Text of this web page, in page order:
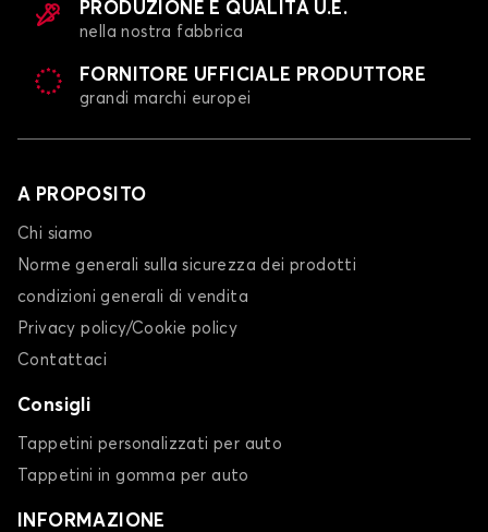
PRODUZIONE E QUALITÀ U.E.
nella nostra fabbrica
FORNITORE UFFICIALE PRODUTTORE
grandi marchi europei
A PROPOSITO
Chi siamo
Norme generali sulla sicurezza dei prodotti
condizioni generali di vendita
Privacy policy/Cookie policy
Contattaci
Consigli
Tappetini personalizzati per auto
Tappetini in gomma per auto
INFORMAZIONE